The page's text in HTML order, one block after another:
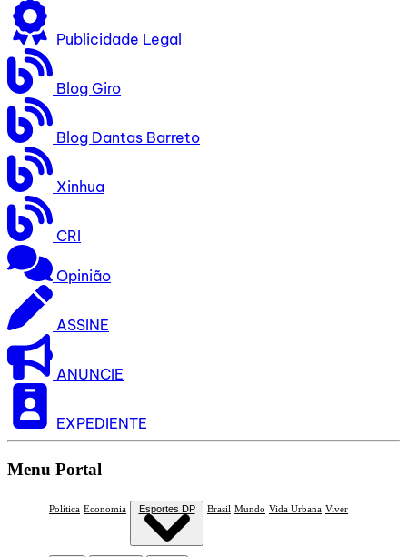
Publicidade Legal
Blog Giro
Blog Dantas Barreto
Xinhua
CRI
Opinião
ASSINE
ANUNCIE
EXPEDIENTE
Menu Portal
Política Economia Esportes DP Brasil Mundo Vida Urbana Viver